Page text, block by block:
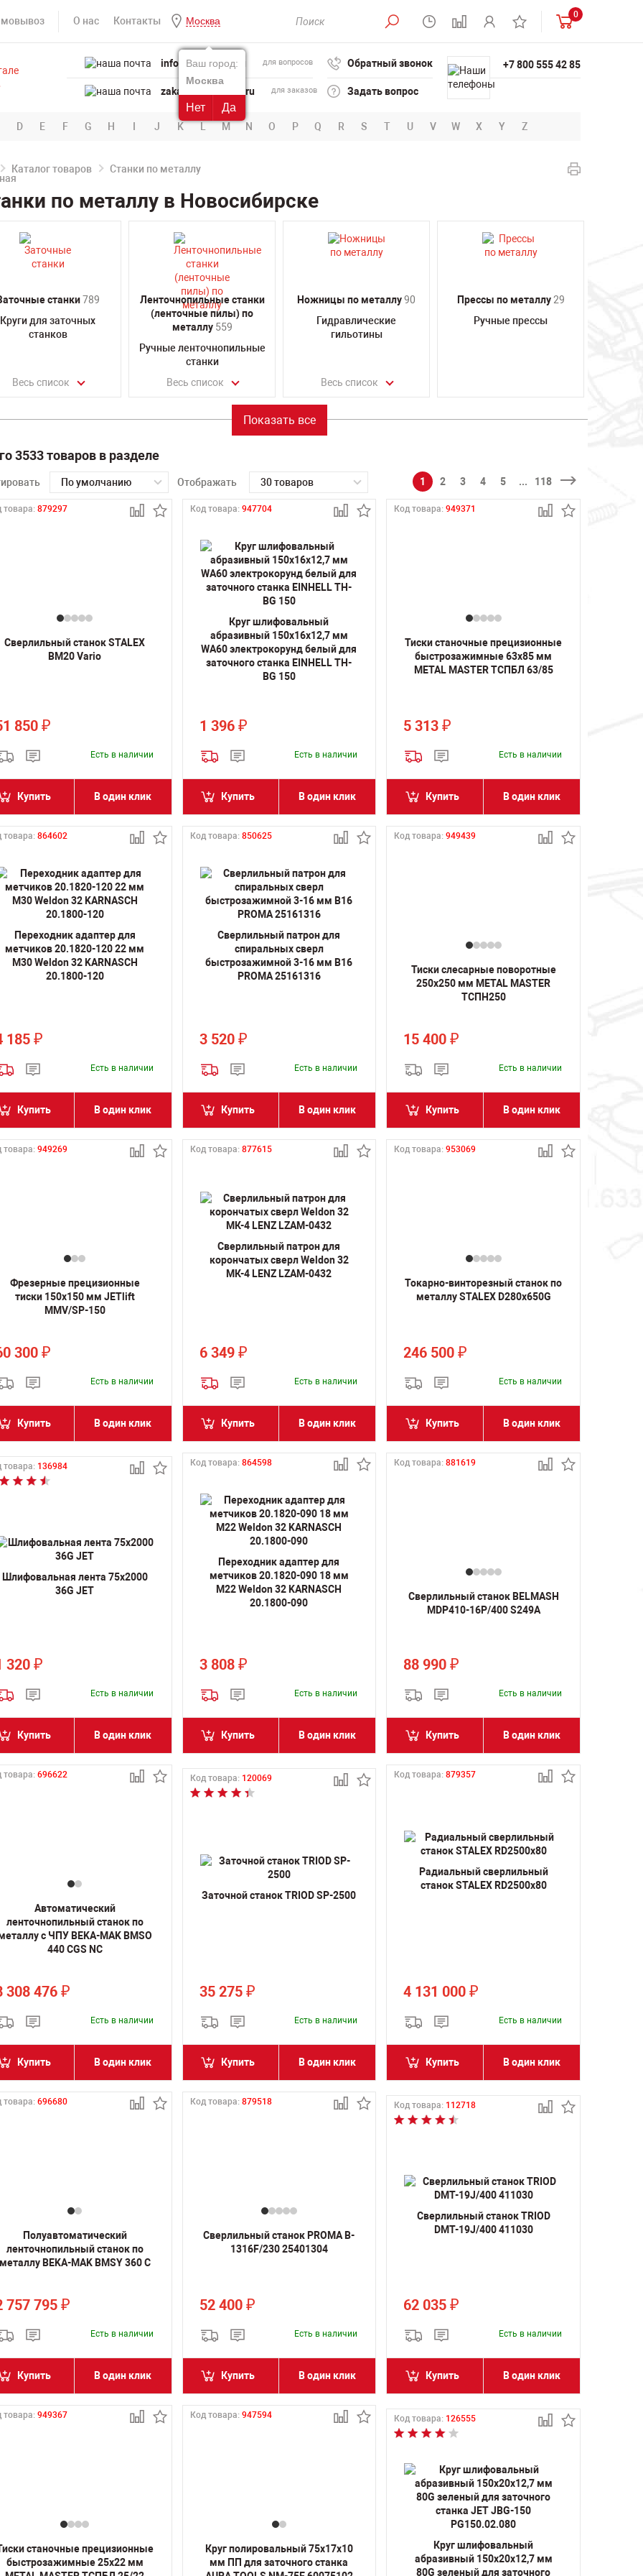
О нас Контакты Москва
Ваш город:
Москва
Нет Да
0
info@powertool.ru для вопросов
zakaz@powertool.ru для заказов
Обратный звонок
Задать вопрос
+7 800 555 42 85
D E F G H I J K L M N O P Q R S T U V W X Y Z
Каталог товаров Станки по металлу
по металлу в Новосибирске
станки789
Круги для заточных
станков
Весь список
Ленточнопильные станки
(ленточные пилы) по
металлу 559
Ручные ленточнопильные
станки
Весь список
Ножницы по металлу90
Гидравлические
гильотины
Весь список
Прессы по металлу29
Ручные прессы
Показать все
3533 товаров в разделе
По умолчанию Отображать 30 товаров 1 2 3 4 5 ... 118
товара: 879297
Сверлильный станок STALEX
BM20 Vario
850 ₽
Есть в наличии
Купить В один клик
Код товара: 947704
Круг шлифовальный
абразивный 150х16х12,7 мм
WA60 электрокорунд белый для
заточного станка EINHELL TH-
BG 150
1 396 ₽
Есть в наличии
Купить В один клик
Код товара:949371
Тиски станочные прецизионные
быстрозажимные 63х85 мм
METAL MASTER ТCПБЛ 63/85
5 313₽
Есть в наличии
Купить В один клик
товара: 864602
Переходник адаптер для
метчиков 20.1820-120 22 мм
M30 Weldon 32 KARNASCH
20.1800-120
185 ₽
Есть в наличии
Купить В один клик
Код товара: 850625
Сверлильный патрон для
спиральных сверл
быстрозажимной 3-16 мм B16
PROMA 25161316
3 520 ₽
Есть в наличии
Купить В один клик
Код товара:949439
Тиски слесарные поворотные
250х250 мм METAL MASTER
ТСПН250
15 400₽
Есть в наличии
Купить В один клик
товара: 949269
Фрезерные прецизионные
тиски 150х150 мм JETlift
MMV/SP-150
300 ₽
Есть в наличии
Купить В один клик
Код товара: 877615
Сверлильный патрон для
корончатых сверл Weldon 32
МК-4 LENZ LZAM-0432
6 349 ₽
Есть в наличии
Купить В один клик
Код товара:953069
Токарно-винторезный станок по
металлу STALEX D280x650G
246 500₽
Есть в наличии
Купить В один клик
товара: 136984
Шлифовальная лента 75х2000
36G JET
320 ₽
Есть в наличии
Купить В один клик
Код товара: 864598
Переходник адаптер для
метчиков 20.1820-090 18 мм
M22 Weldon 32 KARNASCH
20.1800-090
3 808 ₽
Есть в наличии
Купить В один клик
Код товара:881619
Сверлильный станок BELMASH
MDP410-16P/400 S249A
88 990₽
Есть в наличии
Купить В один клик
товара: 696622
Автоматический
ленточнопильный станок по
с ЧПУ BEKA-MAK BMSO
440 CGS NC
308 476 ₽
Есть в наличии
Купить В один клик
Код товара: 120069
Заточной станок TRIOD SP-2500
35 275 ₽
Есть в наличии
Купить В один клик
Код товара:879357
Радиальный сверлильный
станок STALEX RD2500x80
4 131 000₽
Есть в наличии
Купить В один клик
товара: 696680
Полуавтоматический
ленточнопильный станок по
BEKA-MAK BMSY 360 C
757 795 ₽
Есть в наличии
Купить В один клик
Код товара: 879518
Сверлильный станок PROMA B-
1316F/230 25401304
52 400 ₽
Есть в наличии
Купить В один клик
Код товара: 112718
Сверлильный станок TRIOD
DMT-19J/400 411030
62 035₽
Есть в наличии
Купить В один клик
товара: 949367
станочные прецизионные
быстрозажимные 25х22 мм
Код товара: 947594
Круг полировальный 75х17х10
мм ПП для заточного станка
Код товара: 126555
Круг шлифовальный
абразивный 150х20х12,7 мм
80G зеленый для заточного